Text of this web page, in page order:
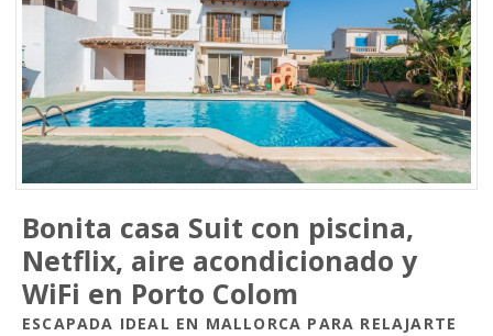
Bonita casa Suit con piscina,
Netflix, aire acondicionado y
WiFi en Porto Colom
ESCAPADA IDEAL EN MALLORCA PARA RELAJARTE